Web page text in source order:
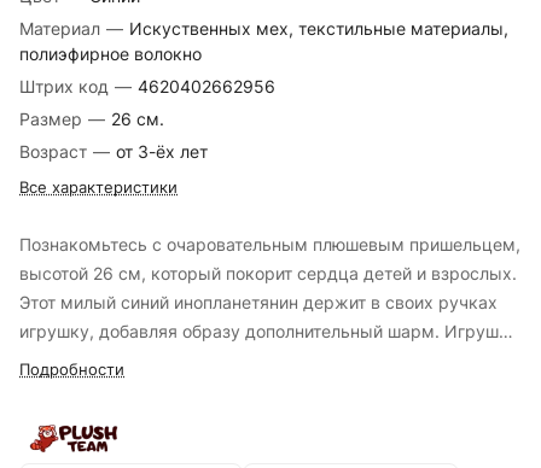
Материал — Искуственных мех, текстильные материалы,
полиэфирное волокно
Штрих код — 4620402662956
Размер — 26 см.
Возраст — от 3-ёх лет
Все характеристики
Познакомьтесь с очаровательным плюшевым пришельцем,
высотой 26 см, который покорит сердца детей и взрослых.
Этот милый синий инопланетянин держит в своих ручках
игрушку, добавляя образу дополнительный шарм. Игрушка
изготовлена из мягких и приятных на ощупь материалов,
поклонников необычных и милых персонажей.
Подробности